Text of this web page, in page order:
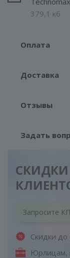
379,1 кб
Оплата
Доставка
Отзывы
Задать
СКИДКИ
Запросите
Скидки до
Юрлицам,